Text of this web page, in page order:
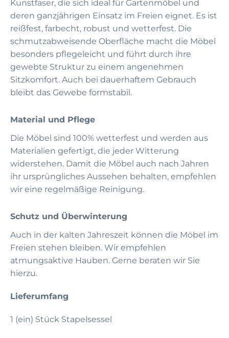
Kunstfaser, die sich ideal für Gartenmöbel und
deren ganzjährigen Einsatz im Freien eignet. Es ist
reißfest, farbecht, robust und wetterfest. Die
schmutzabweisende Oberfläche macht die Möbel
besonders pflegeleicht und führt durch ihre
gewebte Struktur zu einem angenehmen
Sitzkomfort. Auch bei dauerhaftem Gebrauch
bleibt das Gewebe formstabil.
Material und Pflege
Die Möbel sind 100% wetterfest und werden aus
Materialien gefertigt, die jeder Witterung
widerstehen. Damit die Möbel auch nach Jahren
ihr ursprüngliches Aussehen behalten, empfehlen
wir eine regelmäßige Reinigung.
Schutz und Überwinterung
Auch in der kalten Jahreszeit können die Möbel im
Freien stehen bleiben. Wir empfehlen
atmungsaktive Hauben. Gerne beraten wir Sie
hierzu.
Lieferumfang
1 (ein) Stück Stapelsessel